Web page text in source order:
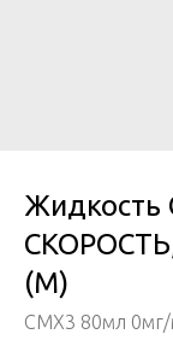
Жидкость
(М)
CMX3 80мл